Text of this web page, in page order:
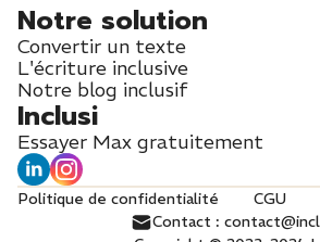
Notre solution
Convertir un texte
L'écriture inclusive
Notre blog inclusif
Inclusi
Essayer Max gratuitement
Politique de confidentialité CGU
Contact :